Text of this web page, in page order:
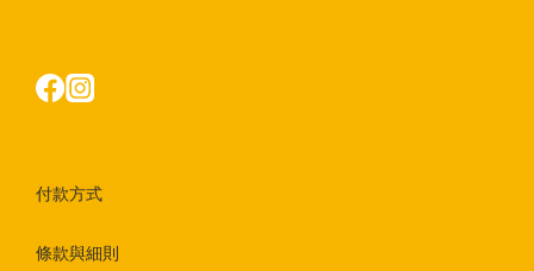
付款方式
條款與細則